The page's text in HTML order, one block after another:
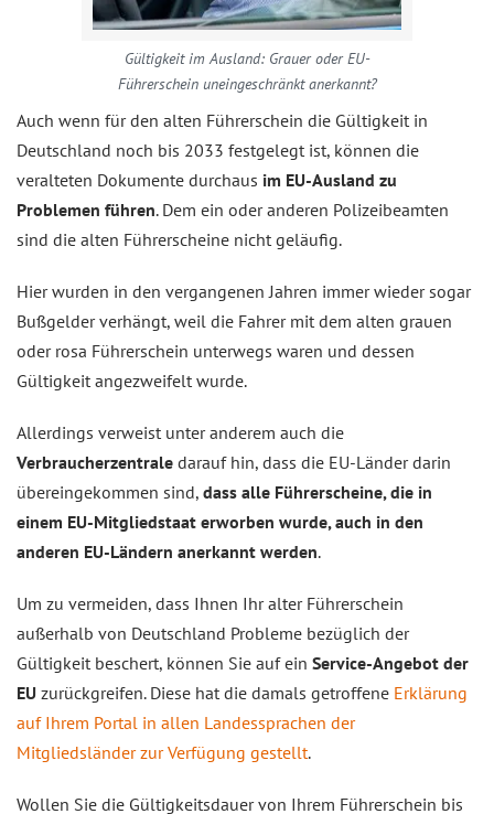
Gültigkeit im Ausland: Grauer oder EU-
Führerschein uneingeschränkt anerkannt?
Auch wenn für den alten Führerschein die Gültigkeit in
Deutschland noch bis 2033 festgelegt ist, können die
veralteten Dokumente durchaus im EU-Ausland zu
Problemen führen. Dem ein oder anderen Polizeibeamten
sind die alten Führerscheine nicht geläufig.
Hier wurden in den vergangenen Jahren immer wieder sogar
Bußgelder verhängt, weil die Fahrer mit dem alten grauen
oder rosa Führerschein unterwegs waren und dessen
Gültigkeit angezweifelt wurde.
Allerdings verweist unter anderem auch die
Verbraucherzentrale darauf hin, dass die EU-Länder darin
übereingekommen sind, dass alle Führerscheine, die in
einem EU-Mitgliedstaat erworben wurde, auch in den
anderen EU-Ländern anerkannt werden.
Um zu vermeiden, dass Ihnen Ihr alter Führerschein
außerhalb von Deutschland Probleme bezüglich der
Gültigkeit beschert, können Sie auf ein Service-Angebot der
EU zurückgreifen. Diese hat die damals getroffene Erklärung
auf Ihrem Portal in allen Landessprachen der
Mitgliedsländer zur Verfügung gestellt.
Wollen Sie die Gültigkeitsdauer von Ihrem Führerschein bis